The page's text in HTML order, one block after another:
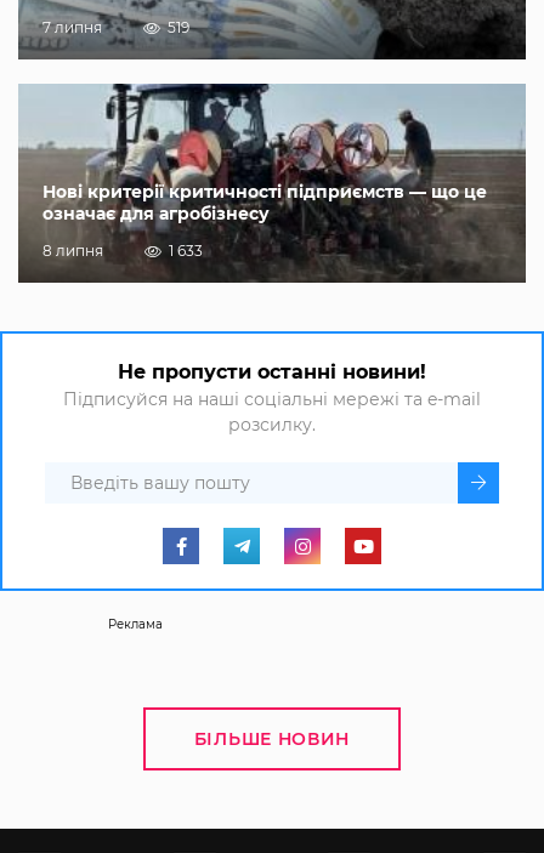
7 липня 519
Нові критерії критичності підприємств — що це
означає для агробізнесу
8 липня 1 633
Не пропусти останні новини!
Підписуйся на наші соціальні мережі та e-mail
розсилку.
Реклама
БІЛЬШЕ НОВИН